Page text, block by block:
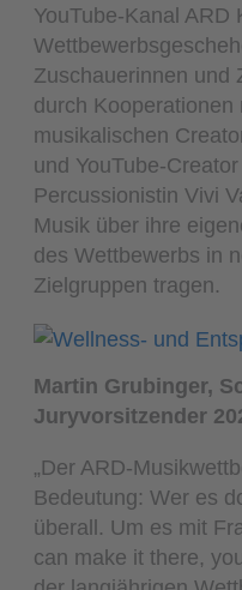
YouTube-Kanal ARD
Zuschauerinnen und
durch
musikalischen
und YouTube-
Percussionistin Vivi
Musik über ihre
des Wettbewerbs in
Zielgruppen tragen.
Martin Grubinger,
Juryvorsitzender
„Der ARD-
Bedeutung: Wer es
überall. Um es mit
can make it there,